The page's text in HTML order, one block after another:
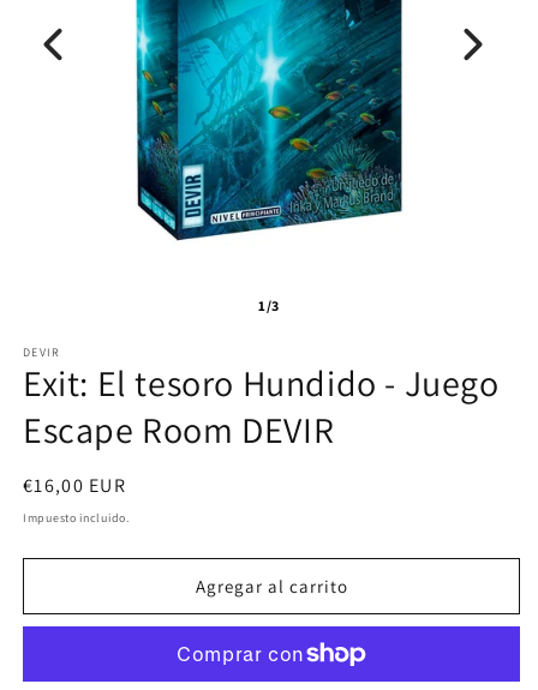
1/3
DEVIR
Exit: El tesoro Hundido - Juego
Escape Room DEVIR
Precio
habitual
€16,00 EUR
Impuesto incluido.
Agregar al carrito